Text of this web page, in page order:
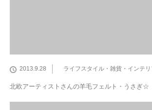
2013.9.28 ライフスタイル・雑貨・インテリ
北欧アーティストさんの羊毛フェルト・うさぎ☆